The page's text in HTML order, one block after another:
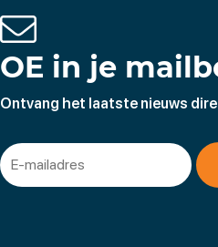
OE in je
Ontvang het laatste nieuws